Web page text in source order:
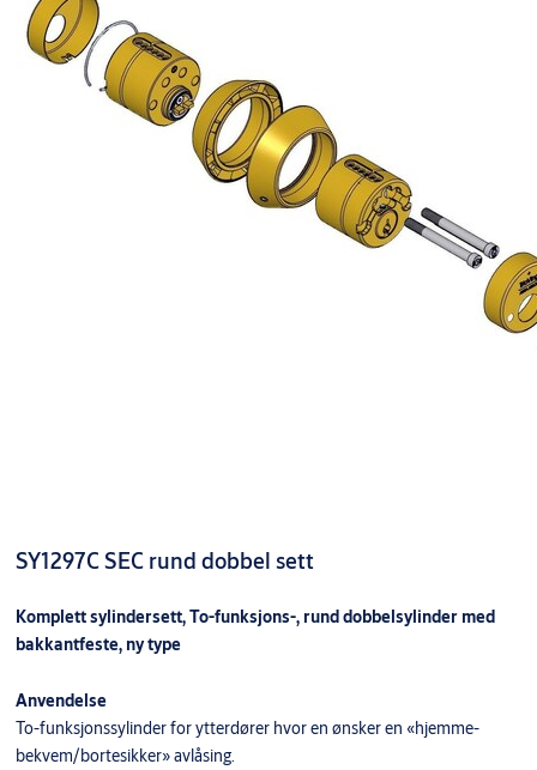
SY1297C SEC rund dobbel sett
Komplett sylindersett, To-funksjons-, rund dobbelsylinder med
bakkantfeste, ny type
Anvendelse
To-funksjonssylinder for ytterdører hvor en ønsker en «hjemme-
bekvem/bortesikker» avlåsing.